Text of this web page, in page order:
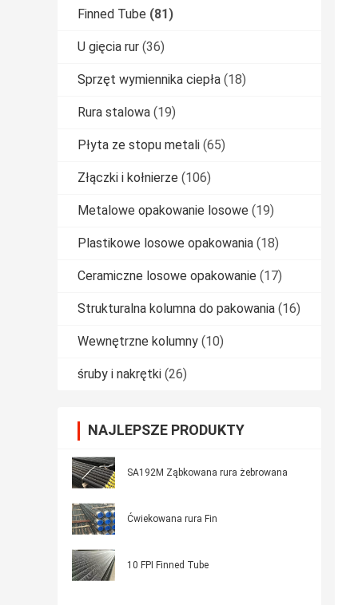
Finned Tube (81)
U gięcia rur (36)
Sprzęt wymiennika ciepła (18)
Rura stalowa (19)
Płyta ze stopu metali (65)
Złączki i kołnierze (106)
Metalowe opakowanie losowe (19)
Plastikowe losowe opakowania (18)
Ceramiczne losowe opakowanie (17)
Strukturalna kolumna do pakowania (16)
Wewnętrzne kolumny (10)
śruby i nakrętki (26)
NAJLEPSZE PRODUKTY
SA192M Ząbkowana rura żebrowana
Ćwiekowana rura Fin
10 FPI Finned Tube